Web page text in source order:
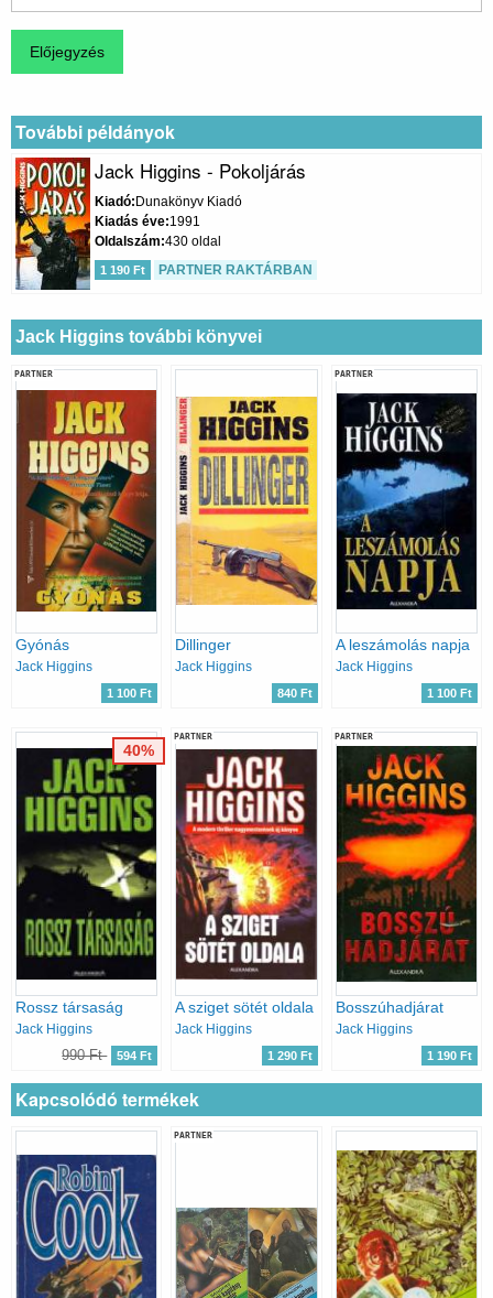
További példányok
Jack Higgins - Pokoljárás
Kiadó Dunakönyv Kiadó
Kiadás éve 1991
Oldalszám 430 oldal
1 190 Ft PARTNER RAKTÁRBAN
Jack Higgins további könyvei
PARTNER
Gyónás
Jack Higgins
1 100 Ft
Dillinger
Jack Higgins
840 Ft
PARTNER
A leszámolás napja
Jack Higgins
1 100 Ft
Rossz társaság
Jack Higgins
990 Ft 594 Ft
40%
PARTNER
A sziget sötét oldala
Jack Higgins
1 290 Ft
PARTNER
Bosszúhadjárat
Jack Higgins
1 190 Ft
Kapcsolódó termékek
PARTNER